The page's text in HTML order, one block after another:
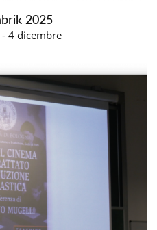
2025
- 4 dicembre